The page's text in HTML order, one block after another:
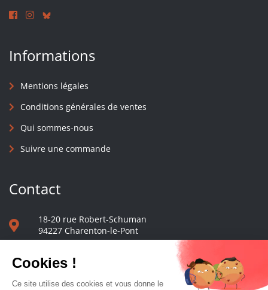
Informations
Mentions légales
Conditions générales de ventes
Qui sommes-nous
Suivre une commande
Contact
18-20 rue Robert-Schuman
94227 Charenton-le-Pont